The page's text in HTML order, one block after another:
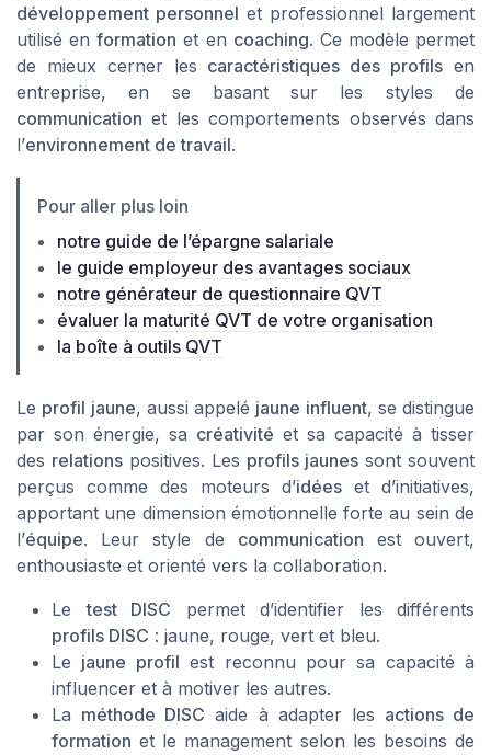
développement personnel et professionnel largement
utilisé enformation et en coaching. Ce modèle permet
de mieux cerner les caractéristiques des profils en
entreprise, en se basant sur les styles de
communication et les comportements observés dans
l’environnement de travail.
Pour aller plus loin
notre guide de l’épargne salariale
le guide employeur des avantages sociaux
notre générateur de questionnaire QVT
évaluer la maturité QVT de votre organisation
la boîte à outils QVT
Le profil jaune, aussi appelé jaune influent, se distingue
par son énergie, sa créativité et sa capacité à tisser
des relations positives. Les profils jaunes sont souvent
perçus comme des moteurs d’idées et d’initiatives,
apportant une dimension émotionnelle forte au sein de
l’équipe. Leur style de communication est ouvert,
enthousiaste et orienté vers la collaboration.
Letest DISC permet d’identifier les différents
profils DISC : jaune, rouge, vert et bleu.
Le jaune profil est reconnu pour sa capacité à
influencer et à motiver les autres.
La méthode DISC aide à adapter les actions de
formation et le management selon les besoins de